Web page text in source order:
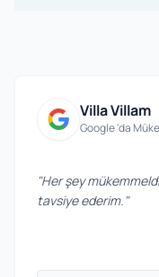
Villa Villam
Google 'da
"Her şey
tavsiye ederim. "